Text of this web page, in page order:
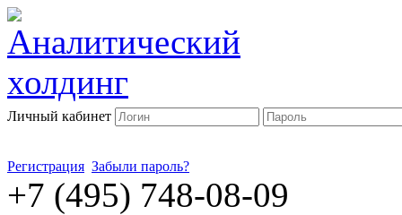
Личный кабинет
Регистрация Забыли пароль?
+7 (495) 748-08-09